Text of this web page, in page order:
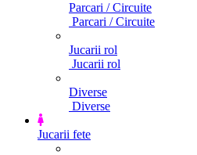
Parcari / Circuite
Parcari / Circuite
Jucarii rol
Jucarii rol
Diverse
Diverse
Jucarii fete